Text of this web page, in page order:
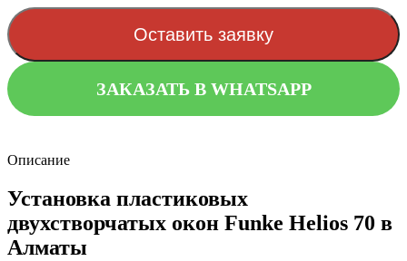
Оставить заявку
ЗАКАЗАТЬ В WHATSAPP
Описание
Установка пластиковых
двухстворчатых окон Funke Helios 70 в
Алматы